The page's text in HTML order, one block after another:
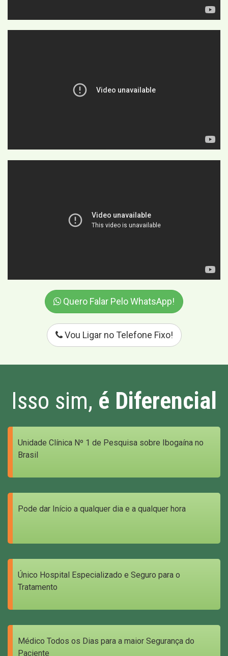
Quero Falar Pelo WhatsApp!
Vou Ligar no Telefone Fixo!
Isso sim, é Diferencial
Unidade Clínica Nº 1 de Pesquisa sobre Ibogaína no
Brasil
Pode dar Início a qualquer dia e a qualquer hora
Único Hospital Especializado e Seguro para o
Tratamento
Médico Todos os Dias para a maior Segurança do
Paciente